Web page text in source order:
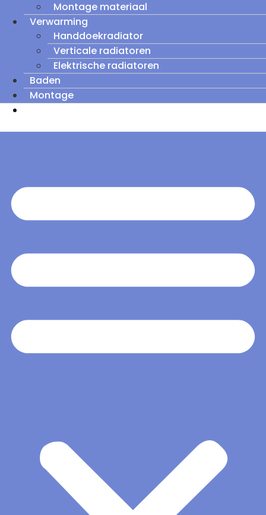
Montage materiaal
Verwarming
Handdoekradiator
Verticale radiatoren
Elektrische radiatoren
Baden
Montage